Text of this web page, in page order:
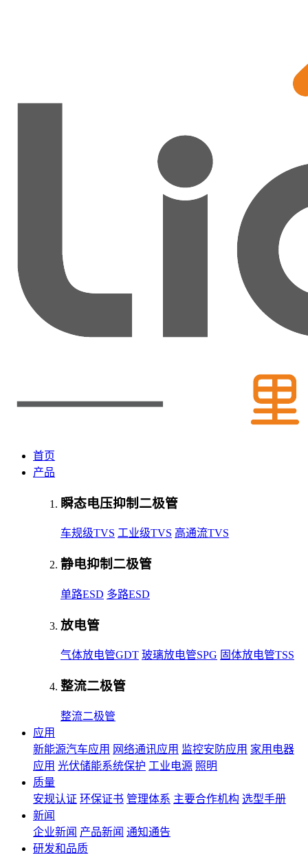
首页
产品
瞬态电压抑制二极管
车规级TVS 工业级TVS 高通流TVS
静电抑制二极管
单路ESD 多路ESD
放电管
气体放电管GDT 玻璃放电管SPG 固体放电管TSS
整流二极管
整流二极管
应用
新能源汽车应用 网络通讯应用 监控安防应用 家用电器
应用 光伏储能系统保护 工业电源 照明
质量
安规认证 环保证书 管理体系 主要合作机构 选型手册
新闻
企业新闻 产品新闻 通知通告
研发和品质